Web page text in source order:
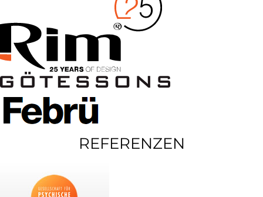
REFERENZEN